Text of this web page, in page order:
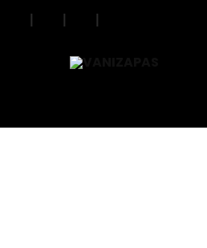
| | |
Search